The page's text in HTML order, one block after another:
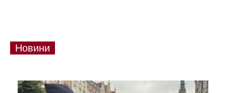
Новини